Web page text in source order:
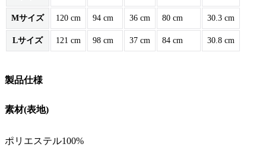
Mサイズ 120 cm 94 cm 36 cm 80 cm 30.3 cm
Lサイズ 121 cm 98 cm 37 cm 84 cm 30.8 cm
製品仕様
素材(表地)
ポリエステル100%